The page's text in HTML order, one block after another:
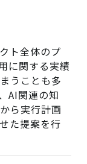
ト全体のプ
に関する実績
うことも多
AI関連の知
ら実行計画
た提案を行